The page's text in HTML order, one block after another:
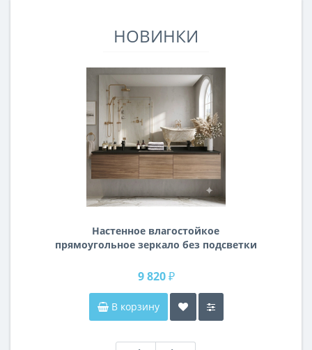
НОВИНКИ
Настенное влагостойкое
прямоугольное зеркало без подсветки
9 820 ₽
В корзину